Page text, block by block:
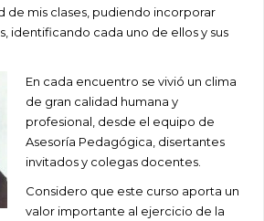
de mis clases, pudiendo incorporar
identificando cada uno de ellos y sus
En cada encuentro se vivió un clima
de gran calidad humana y
profesional, desde el equipo de
Asesoría Pedagógica, disertantes
invitados y colegas docentes.
Considero que este curso aporta un
valor importante al ejercicio de la